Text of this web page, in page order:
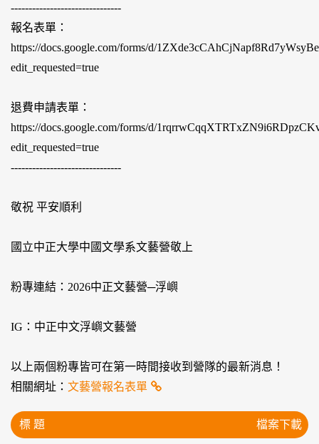
-------------------------------
報名表單：
https://docs.google.com/forms/d/
edit_requested=true
退費申請表單：
https://docs.google.com/forms/d/
edit_requested=true
-------------------------------
敬祝 平安順利
國立中正大學中國文學系文藝營敬上
粉專連結：2026中正文藝營─浮嶼
IG：中正中文浮嶼文藝營
以上兩個粉專皆可在第一時間接收到營隊的最新消息！
相關網址： 文藝營報名表單
標 題 檔案下載